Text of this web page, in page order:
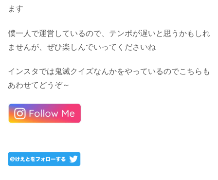
ます
僕一人で運営しているので、テンポが遅いと思うかもしれ
ませんが、ぜひ楽しんでいってくださいね
インスタでは鬼滅クイズなんかをやっているのでこちらも
あわせてどうぞ～